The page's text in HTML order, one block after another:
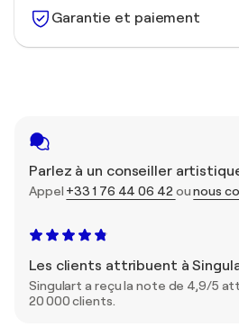
Garantie et paiement
Parlez à un conseiller
Appel +33 1 76 44 06 42 ounous
Les clients attribuent à
Singulart a reçu la note de 4,9/5
20 000 clients.